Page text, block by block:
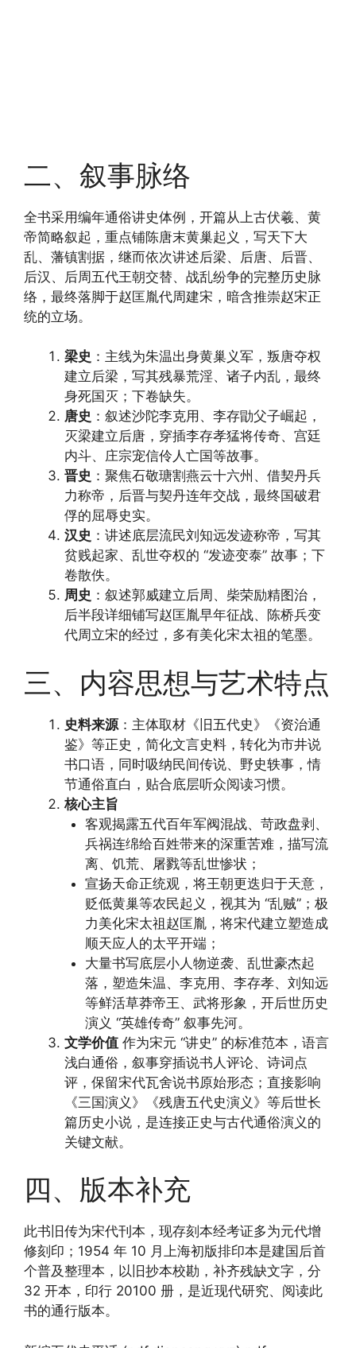
二、叙事脉络
全书采用编年通俗讲史体例，开篇从上古伏羲、黄
帝简略叙起，重点铺陈唐末黄巢起义，写天下大
乱、藩镇割据，继而依次讲述后梁、后唐、后晋、
后汉、后周五代王朝交替、战乱纷争的完整历史脉
络，最终落脚于赵匡胤代周建宋，暗含推崇赵宋正
统的立场。
梁史 ：主线为朱温出身黄巢义军，叛唐夺权
建立后梁，写其残暴荒淫、诸子内乱，最终
身死国灭；下卷缺失。
唐史 ：叙述沙陀李克用、李存勖父子崛起，
灭梁建立后唐，穿插李存孝猛将传奇、宫廷
内斗、庄宗宠信伶人亡国等故事。
晋史 ：聚焦石敬瑭割燕云十六州、借契丹兵
力称帝，后晋与契丹连年交战，最终国破君
俘的屈辱史实。
汉史 ：讲述底层流民刘知远发迹称帝，写其
贫贱起家、乱世夺权的 “发迹变泰” 故事；下
卷散佚。
周史 ：叙述郭威建立后周、柴荣励精图治，
后半段详细铺写赵匡胤早年征战、陈桥兵变
代周立宋的经过，多有美化宋太祖的笔墨。
三、内容思想与艺术特点
史料来源 ：主体取材《旧五代史》《资治通
鉴》等正史，简化文言史料，转化为市井说
书口语，同时吸纳民间传说、野史轶事，情
节通俗直白，贴合底层听众阅读习惯。
核心主旨
客观揭露五代百年军阀混战、苛政盘剥、
兵祸连绵给百姓带来的深重苦难，描写流
离、饥荒、屠戮等乱世惨状；
宣扬天命正统观，将王朝更迭归于天意，
贬低黄巢等农民起义，视其为 “乱贼”；极
力美化宋太祖赵匡胤，将宋代建立塑造成
顺天应人的太平开端；
大量书写底层小人物逆袭、乱世豪杰起
落，塑造朱温、李克用、李存孝、刘知远
等鲜活草莽帝王、武将形象，开后世历史
演义 “英雄传奇” 叙事先河。
文学价值 作为宋元 “讲史” 的标准范本，语言
浅白通俗，叙事穿插说书人评论、诗词点
评，保留宋代瓦舍说书原始形态；直接影响
《三国演义》《残唐五代史演义》等后世长
篇历史小说，是连接正史与古代通俗演义的
关键文献。
四、版本补充
此书旧传为宋代刊本，现存刻本经考证多为元代增
修刻印；1954 年 10 月上海初版排印本是建国后首
个普及整理本，以旧抄本校勘，补齐残缺文字，分
32 开本，印行 20100 册，是近现代研究、阅读此
书的通行版本。